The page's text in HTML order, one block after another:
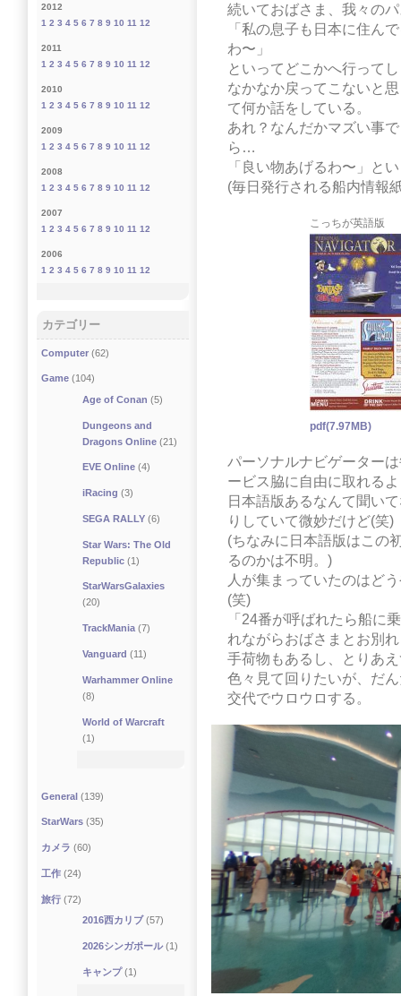
続いておばさま、我々の
「私の息子も日本に住ん
わ〜」
といってどこかへ行って
なかなか戻ってこないと
て何か話をしている。
あれ？なんだかマズい事
ら…
「良い物あげるわ〜」と
(毎日発行される船内情報
こっちが英語版
pdf(7.97MB)
パーソナルナビゲーター
ービス脇に自由に取れる
日本語版あるなんて聞い
りしていて微妙だけど(笑)
(ちなみに日本語版はこの
るのかは不明。)
人が集まっていたのはど
(笑)
「24番が呼ばれたら船に
れながらおばさまとお別
手荷物もあるし、とりあ
色々見て回りたいが、だ
交代でウロウロする。
2012
1 2 3 4 5 6 7 8 9 10 11 12
2011
1 2 3 4 5 6 7 8 9 10 11 12
2010
1 2 3 4 5 6 7 8 9 10 11 12
2009
1 2 3 4 5 6 7 8 9 10 11 12
2008
1 2 3 4 5 6 7 8 9 10 11 12
2007
1 2 3 4 5 6 7 8 9 10 11 12
2006
1 2 3 4 5 6 7 8 9 10 11 12
カテゴリー
Computer (62)
Game (104)
Age of Conan (5)
Dungeons and
Dragons Online(21)
EVE Online(4)
iRacing (3)
SEGA RALLY(6)
Star Wars: The Old
Republic(1)
StarWarsGalaxies
(20)
TrackMania(7)
Vanguard (11)
Warhammer Online
(8)
World of Warcraft
(1)
General (139)
StarWars (35)
カメラ (60)
工作 (24)
旅行 (72)
2016西カリブ(57)
2026シンガポール(1)
キャンプ(1)